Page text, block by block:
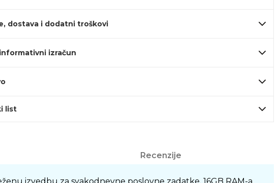
dostava i dodatni troškovi
izračun
list
Recenzije